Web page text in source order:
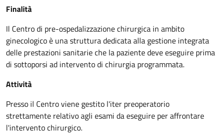
Descrizione
Finalità
Il Centro di pre-ospedalizzazione chirurgica in ambito
ginecologico è una struttura dedicata alla gestione integrata
delle prestazioni sanitarie che la paziente deve eseguire prima
di sottoporsi ad intervento di chirurgia programmata.
Attività
Presso il Centro viene gestito l'iter preoperatorio
strettamente relativo agli esami da eseguire per affrontare
l'intervento chirurgico.